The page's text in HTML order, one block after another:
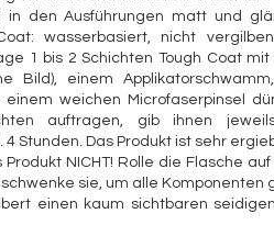
in den Ausführungen matt und
wasserbasiert, nicht
1 bis 2 Schichten Tough Coat
Bild), einem
weichen Microfaserpinsel
auftragen, gib ihnen
Stunden. Das Produkt ist sehr
Produkt NICHT! Rolle die Flasche
sie, um alle Komponenten
einen kaum sichtbaren